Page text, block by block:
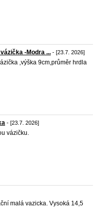
-Modra ... - [23.7. 2026]
,výška 9cm,průměr hrdla
- [23.7. 2026]
vázičku.
malá vazicka. Vysoká 14,5